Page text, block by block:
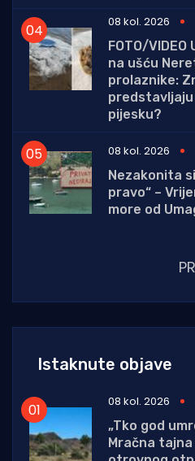
08 kol. 2026
FOTO/
na ušću
prolaznike:
predstavljaju
pijesku?
08 kol. 2026
Nezakonita
pravo“ –
more od
Istaknute objave
08 kol. 2026
„Tko god
Mračna